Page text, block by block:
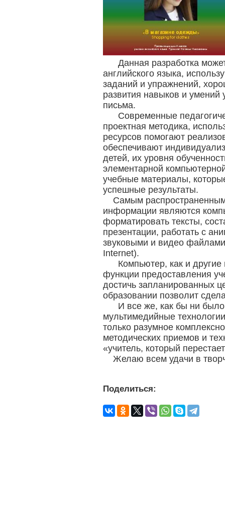
Данная разработка
английского языка,
заданий и упражнений,
развития навыков и умений
письма.
Современные
проектная методика,
ресурсов помогают
обеспечивают
детей, их уровня
элементарной
учебные материалы,
успешные результаты.
Самым
информации являются
форматировать тексты,
презентации, работать с
звуковыми и видео
Internet).
Компьютер, как и
функции предоставления
достичь запланированных
образовании позволит
И все же, как бы ни
мультимедийные
только разумное
методических приемов и
«учитель, который
Желаю всем удачи в
Поделиться: